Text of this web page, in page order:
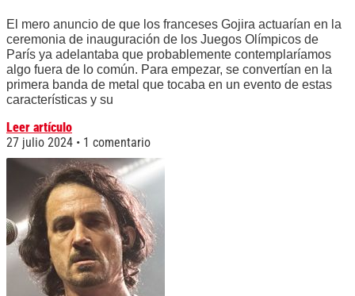
El mero anuncio de que los franceses Gojira actuarían en la
ceremonia de inauguración de los Juegos Olímpicos de
París ya adelantaba que probablemente contemplaríamos
algo fuera de lo común. Para empezar, se convertían en la
primera banda de metal que tocaba en un evento de estas
características y su
Leer artículo
27 julio 2024
1 comentario